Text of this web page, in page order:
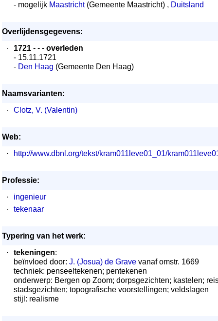
- mogelijk Maastricht(Gemeente Maastricht) , Duitsland
Overlijdensgegevens:
·
1721 - - - overleden
- 15.11.1721
- Den Haag (Gemeente Den Haag)
Naamsvarianten:
·
Clotz, V. (Valentin)
Web:
·
http://www.dbnl.org/tekst/kram011leve01_01/
Professie:
·
ingenieur
·
tekenaar
Typering van het werk:
·
tekeningen:
beïnvloed door: J. (Josua) de Grave vanaf omstr. 1669
techniek: penseeltekenen; pentekenen
onderwerp: Bergen op Zoom; dorpsgezichten; kastelen;
stadsgezichten; topografische voorstellingen; veldslagen
stijl: realisme